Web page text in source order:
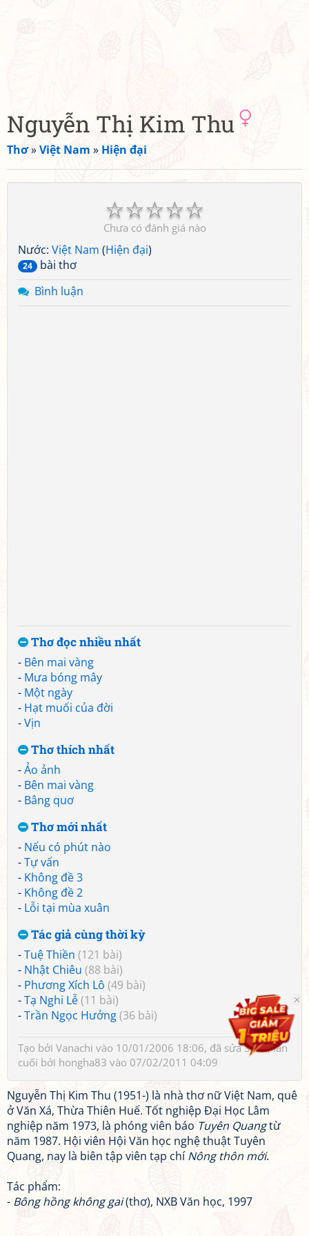
Nguyễn Thị Kim Thu
Thơ»Việt Nam » Hiện đại
☆
☆
☆
☆
☆
Chưa có đánh giá nào
Nước: Việt Nam (Hiện đại)
24
bài thơ
Bình luận
Thơ đọc nhiều nhất
- Bên mai vàng
- Mưa bóng mây
- Một ngày
- Hạt muối của đời
-Vịn
Thơ thích nhất
-Ảo ảnh
- Bên mai vàng
- Bâng quơ
Thơ mới nhất
- Nếu có phút nào
-Tự vấn
- Không đề 3
- Không đề 2
- Lỗi tại mùa xuân
Tác giả cùng thời kỳ
-Tuệ Thiền (121 bài)
- Nhật Chiêu (88 bài)
- Phương Xích Lô (49 bài)
-Tạ Nghi Lễ(11 bài)
-Trần Ngọc Hưởng(36 bài)
Tạo bởi Vanachi vào 10/01/2006 18:06, đã sửa 3 lần, lần
cuối bởi hongha83 vào 07/02/2011 04:09
Nguyễn Thị Kim Thu (1951-) là nhà thơ nữ Việt Nam, quê
ở Văn Xá, Thừa Thiên Huế. Tốt nghiệp Đại Học Lâm
nghiệp năm 1973, là phóng viên báo Tuyên Quangtừ
năm 1987. Hội viên Hội Văn học nghệ thuật Tuyên
Quang, nay là biên tập viên tạp chíNông thôn mới.
Tác phẩm:
- Bông hồng không gai(thơ), NXB Văn học, 1997